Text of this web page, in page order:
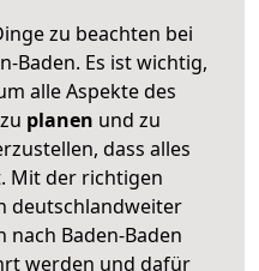
zu beachten bei
Baden. Es ist wichtig,
alle Aspekte des
zu planen und zu
dass alles
Mit der richtigen
deutschlandweiter
Baden-Baden
werden und dafür